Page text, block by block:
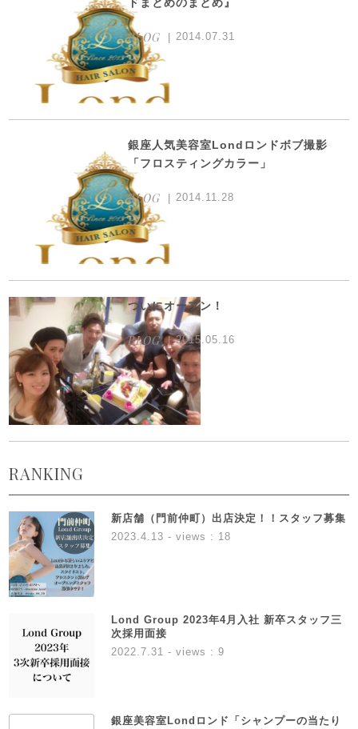
BLOG 2014.07.31
銀座人気美容室Londロンドボブ撮影
「フロスティングカラー」
BLOG 2014.11.28
ついにオープン！
BLOG 2015.05.16
RANKING
新店舗（門前仲町）出店決定！！スタッフ募集
2023.4.13 - views : 18
Lond Group 2023年4月入社 新卒スタッフ三
次採用面接
2022.7.31 - views : 9
銀座美容室Londロンド「シャンプーの当たり